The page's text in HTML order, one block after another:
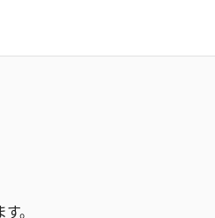
。